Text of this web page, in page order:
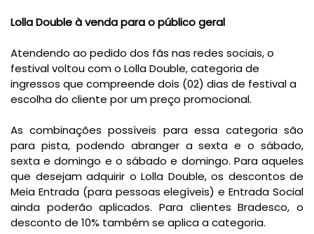
Lolla Double à venda para o público geral
Atendendo ao pedido dos fãs nas redes sociais, o
festival voltou com o Lolla Double, categoria de
ingressos que compreende dois (02) dias de festival a
escolha do cliente por um preço promocional.
As combinações possíveis para essa categoria são
para pista, podendo abranger a sexta e o sábado,
sexta e domingo e o sábado e domingo. Para aqueles
que desejam adquirir o Lolla Double, os descontos de
Meia Entrada (para pessoas elegíveis) e Entrada Social
ainda poderão aplicados. Para clientes Bradesco, o
desconto de 10% também se aplica a categoria.